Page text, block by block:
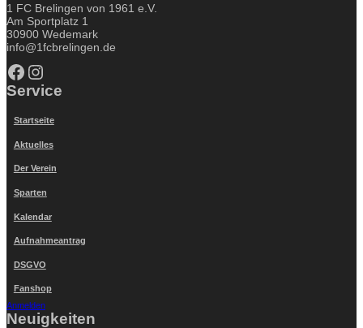
1 FC Brelingen von 1961 e.V.
Am Sportplatz 1
30900 Wedemark
info@1fcbrelingen.de
Facebook Instagram
Service
Startseite
Aktuelles
Der Verein
Sparten
Kalendar
Aufnahmeantrag
DSGVO
Fanshop
Anmelden
Neuigkeiten